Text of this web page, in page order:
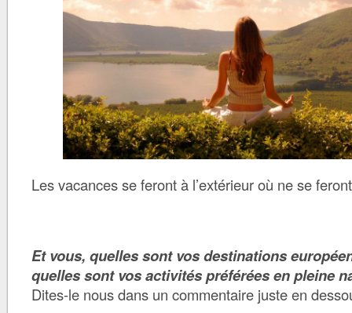
Les vacances se feront à l’extérieur où ne se
Et vous, quelles sont vos destinations
quelles sont vos activités préférées en pleine
Dites-le nous dans un commentaire juste en